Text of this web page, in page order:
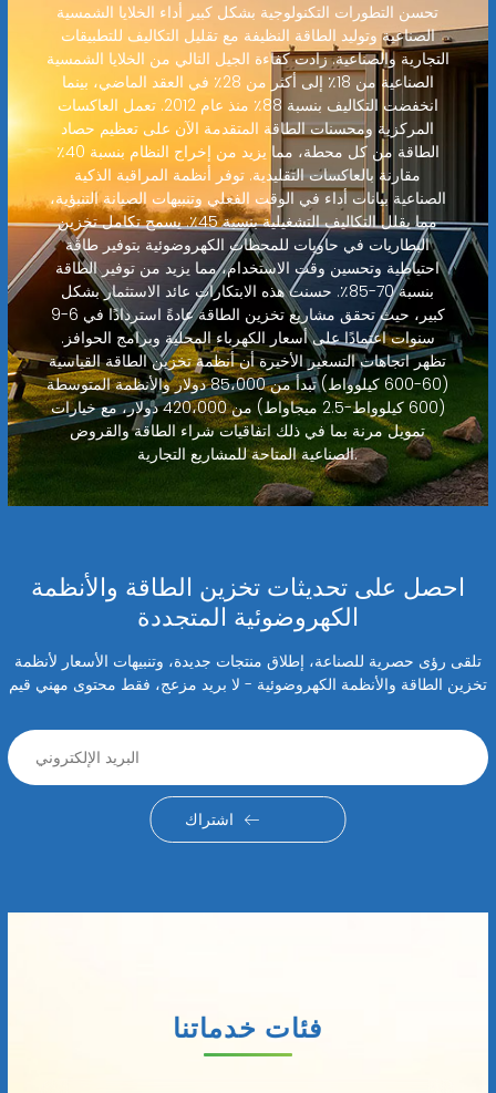
تحسن التطورات التكنولوجية بشكل كبير أداء الخلايا الشمسية
الصناعية وتوليد الطاقة النظيفة مع تقليل التكاليف للتطبيقات
التجارية والصناعية. زادت كفاءة الجيل التالي من الخلايا الشمسية
الصناعية من 18٪ إلى أكثر من 28٪ في العقد الماضي، بينما
انخفضت التكاليف بنسبة 88٪ منذ عام 2012. تعمل العاكسات
المركزية ومحسنات الطاقة المتقدمة الآن على تعظيم حصاد
الطاقة من كل محطة، مما يزيد من إخراج النظام بنسبة 40٪
مقارنة بالعاكسات التقليدية. توفر أنظمة المراقبة الذكية
الصناعية بيانات أداء في الوقت الفعلي وتنبيهات الصيانة التنبؤية،
مما يقلل التكاليف التشغيلية بنسبة 45٪. يسمح تكامل تخزين
البطاريات في حاويات للمحطات الكهروضوئية بتوفير طاقة
احتياطية وتحسين وقت الاستخدام، مما يزيد من توفير الطاقة
بنسبة 70-85٪. حسنت هذه الابتكارات عائد الاستثمار بشكل
كبير، حيث تحقق مشاريع تخزين الطاقة عادةً استردادًا في 6-9
سنوات اعتمادًا على أسعار الكهرباء المحلية وبرامج الحوافز.
تظهر اتجاهات التسعير الأخيرة أن أنظمة تخزين الطاقة القياسية
(60-600 كيلوواط) تبدأ من 85،000 دولار والأنظمة المتوسطة
(600 كيلوواط-2.5 ميجاواط) من 420،000 دولار، مع خيارات
تمويل مرنة بما في ذلك اتفاقيات شراء الطاقة والقروض
الصناعية المتاحة للمشاريع التجارية.
احصل على تحديثات تخزين الطاقة والأنظمة
الكهروضوئية المتجددة
تلقى رؤى حصرية للصناعة، إطلاق منتجات جديدة، وتنبيهات الأسعار لأنظمة
تخزين الطاقة والأنظمة الكهروضوئية - لا بريد مزعج، فقط محتوى مهني قيم
اشتراك
فئات خدماتنا